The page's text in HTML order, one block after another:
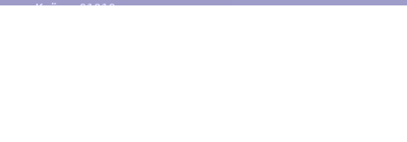
м. Київ, 01010